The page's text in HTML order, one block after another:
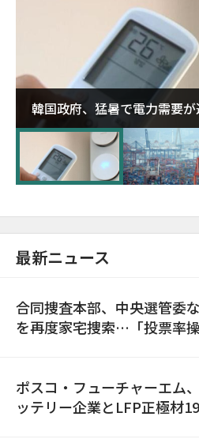
韓国政府、猛暑で電力需要
に需給対応体制を点検
最新ニュース
合同捜査本部、中央選管委
を再度家宅捜索…「投票率
ポスコ・フューチャーエム
ッテリー企業とLFP正極材